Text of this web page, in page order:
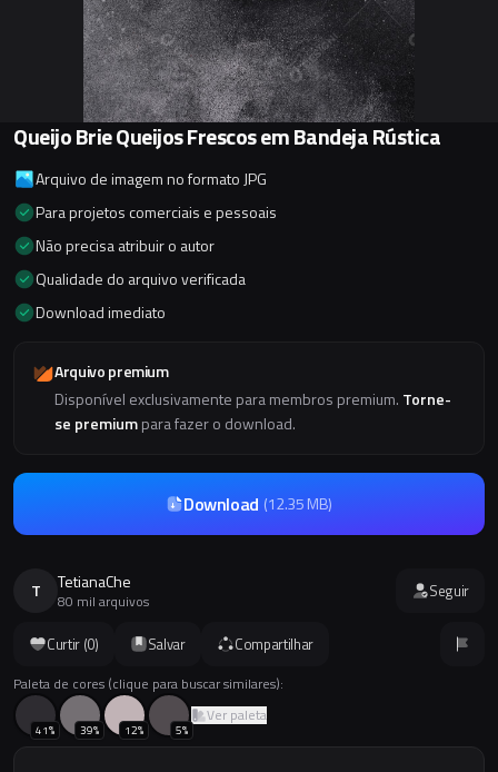
Curtir (0) Salvar Compartilhar
Paleta de cores (clique para buscar similares):
41% 39% 12% 5%
Ver paleta
Queijo Brie Queijos Frescos em Bandeja Rústica
Arquivo de imagem no formato JPG
Para projetos comerciais e pessoais
Não precisa atribuir o autor
Qualidade do arquivo verificada
Download imediato
Arquivo premium
Disponível exclusivamente para membros premium. Torne-
se premiumpara fazer o download.
Download (12.35 MB)
T TetianaChe
80 mil arquivos Seguir